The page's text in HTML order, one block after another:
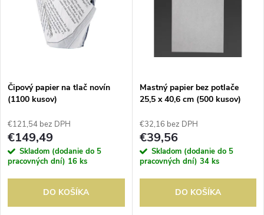
e
p
r
o
s
p
r
o
d
Čipový papier na tlač novín
(1100 kusov)
€121,54 bez DPH
€149,49
Skladom (dodanie do 5
pracovných dní) 16 ks
DO KOŠÍKA
Mastný papier bez potlače
25,5 x 40,6 cm (500 kusov)
€32,16 bez DPH
€39,56
Skladom (dodanie do 5
pracovných dní) 34 ks
DO KOŠÍKA